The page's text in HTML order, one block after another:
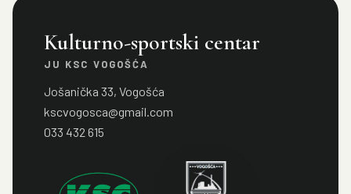
Kulturno-sportski centar
JU KSC VOGOŠĆA
Jošanička 33, Vogošća
kscvogosca@gmail.com
033 432 615